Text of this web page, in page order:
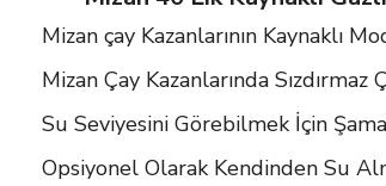
Mizan çay Kazanlarının Kaynaklı
Mizan Çay Kazanlarında
Su Seviyesini Görebilmek İçin
Opsiyonel Olarak Kendinden Su